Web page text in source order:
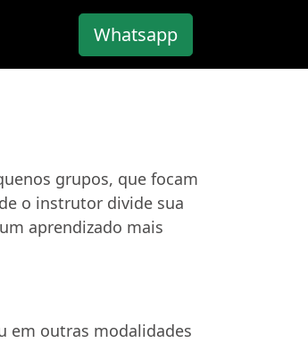
Whatsapp
grupos, que focam
o instrutor divide sua
aprendizado mais
em outras modalidades